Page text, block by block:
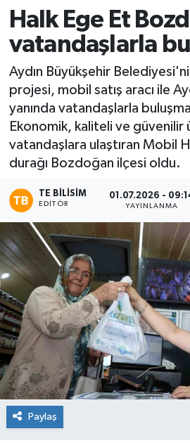
Halk Ege Et
vatandaşlarla
Aydın Büyükşehir
projesi, mobil satış aracı ile
yanında vatandaşlarla
Ekonomik, kaliteli ve güvenilir
vatandaşlara ulaştıran Mobil
durağı Bozdoğan ilçesi oldu.
TE BILISIM
EDITÖR
01.07.2026 -
YAYINLANMA
Paylaş
Tüm Manşetler
Son Dakika Haberleri
Haber Arşivi